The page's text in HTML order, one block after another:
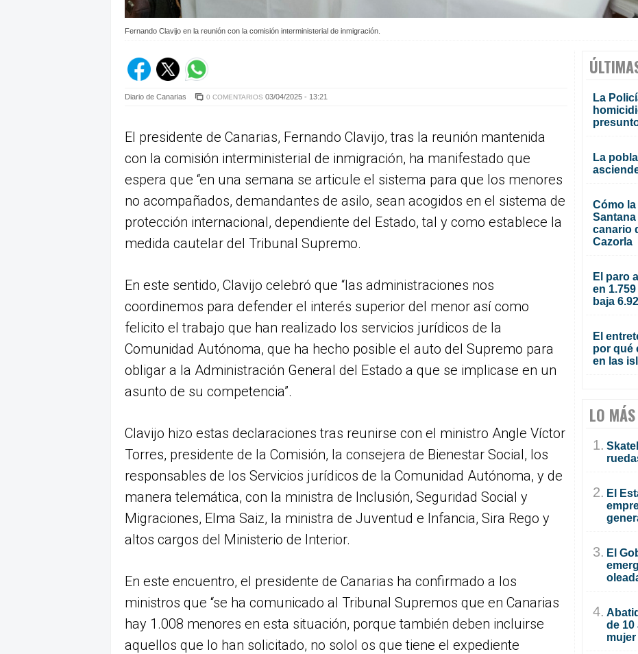
Fernando Clavijo en la reunión con la comisión interministerial de inmigración.
Diario de Canarias 0 COMENTARIOS 03/04/2025 - 13:21
El presidente de Canarias, Fernando Clavijo, tras la reunión mantenida
con la comisión interministerial de inmigración, ha manifestado que
espera que “en una semana se articule el sistema para que los menores
no acompañados, demandantes de asilo, sean acogidos en el sistema de
protección internacional, dependiente del Estado, tal y como establece la
medida cautelar del Tribunal Supremo.
En este sentido, Clavijo celebró que “las administraciones nos
coordinemos para defender el interés superior del menor así como
felicito el trabajo que han realizado los servicios jurídicos de la
Comunidad Autónoma, que ha hecho posible el auto del Supremo para
obligar a la Administración General del Estado a que se implicase en un
asunto de su competencia”.
Clavijo hizo estas declaraciones tras reunirse con el ministro Angle Víctor
Torres, presidente de la Comisión, la consejera de Bienestar Social, los
responsables de los Servicios jurídicos de la Comunidad Autónoma, y de
manera telemática, con la ministra de Inclusión, Seguridad Social y
Migraciones, Elma Saiz, la ministra de Juventud e Infancia, Sira Rego y
altos cargos del Ministerio de Interior.
En este encuentro, el presidente de Canarias ha confirmado a los
ministros que “se ha comunicado al Tribunal Supremos que en Canarias
hay 1.008 menores en esta situación, porque también deben incluirse
aquellos que lo han solicitado, no solol os que tiene el expediente
La
La
Cómo
canario
Cazorla
El paro
en
baja
El
por qué
en las
LO
1.
2. El
3. El
4.
de 10
mujer